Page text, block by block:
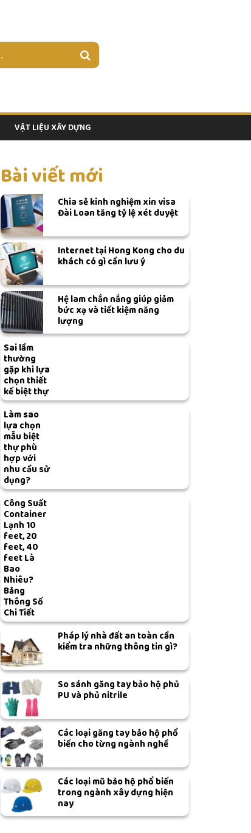
VẬT LIỆU XÂY DỰNG
Bài viết mới
Chia sẻ kinh nghiệm xin visa
Đài Loan tăng tỷ lệ xét duyệt
Internet tại Hong Kong cho du
khách có gì cần lưu ý
Hệ lam chắn nắng giúp giảm
bức xạ và tiết kiệm năng
lượng
Sai lầm
thường
gặp khi lựa
chọn thiết
kế biệt thự
Làm sao
lựa chọn
mẫu biệt
thự phù
hợp với
nhu cầu sử
dụng?
Công Suất
Container
Lạnh 10
feet, 20
feet, 40
feet Là
Bao
Nhiêu?
Bảng
Thông Số
Chi Tiết
Pháp lý nhà đất an toàn cần
kiểm tra những thông tin gì?
So sánh găng tay bảo hộ phủ
PU và phủ nitrile
Các loại găng tay bảo hộ phổ
biến cho từng ngành nghề
Các loại mũ bảo hộ phổ biến
trong ngành xây dựng hiện
nay